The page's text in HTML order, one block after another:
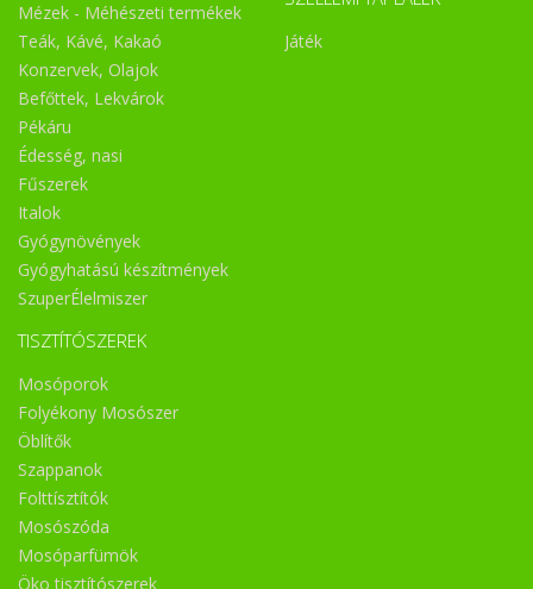
Mézek - Méhészeti termékek
Teák, Kávé, Kakaó
Konzervek, Olajok
Befőttek, Lekvárok
Pékáru
Édesség, nasi
Fűszerek
Italok
Gyógynövények
Gyógyhatású készítmények
SzuperÉlelmiszer
TISZTÍTÓSZEREK
Mosóporok
Folyékony Mosószer
Öblítők
Szappanok
Folttísztítók
Mosószóda
Mosóparfümök
Öko tisztítószerek
Játék